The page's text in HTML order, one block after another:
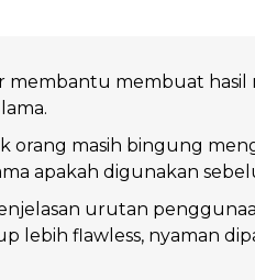
membantu membuat hasil
orang masih bingung
apakah digunakan
urutan
lebih flawless, nyaman